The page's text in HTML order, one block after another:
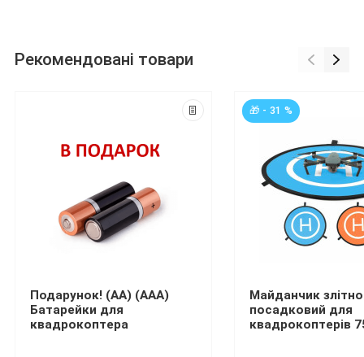
Рекомендовані товари
Подарунок! (AA) (ААА)
Батарейки для
квадрокоптера
🎁 - 31 %
Майданчик
посадковий для
квадрокоптерів